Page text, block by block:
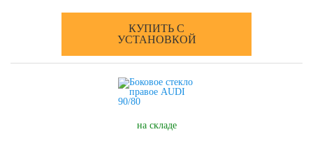
КУПИТЬ С
УСТАНОВКОЙ
на складе